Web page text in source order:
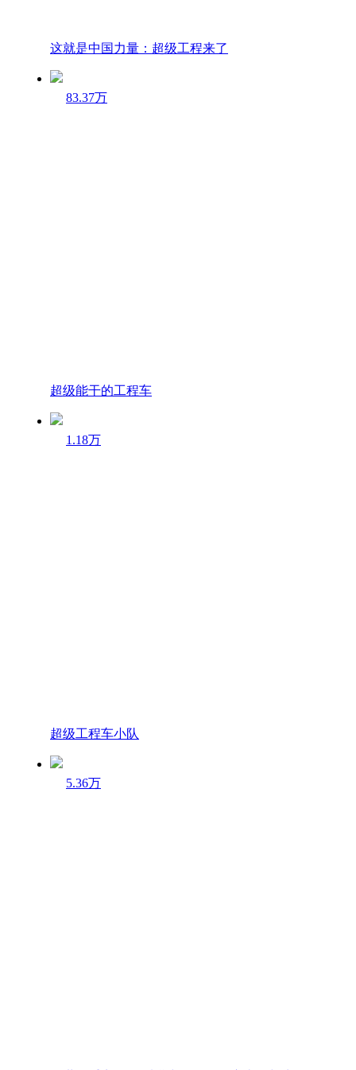
这就是中国力量：超级工程来了
83.37万
超级能干的工程车
1.18万
超级工程车小队
5.36万